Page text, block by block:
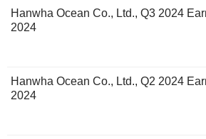
Hanwha Ocean Co., Ltd., Q3 2024
2024
Hanwha Ocean Co., Ltd., Q2 2024
2024